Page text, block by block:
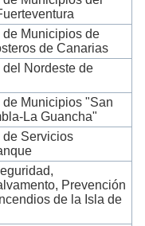
de Municipios de
de Canarias
Nordeste de
de Municipios "San
La Guancha"
de Servicios
Prevención
de la Isla de